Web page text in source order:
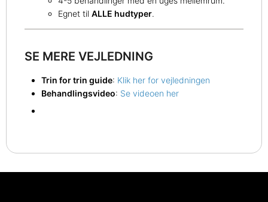
Egnet til ALLE hudtyper.
SE MERE VEJLEDNING
Trin for trin guide: Klik her for vejledningen
Behandlingsvideo: Se videoen her